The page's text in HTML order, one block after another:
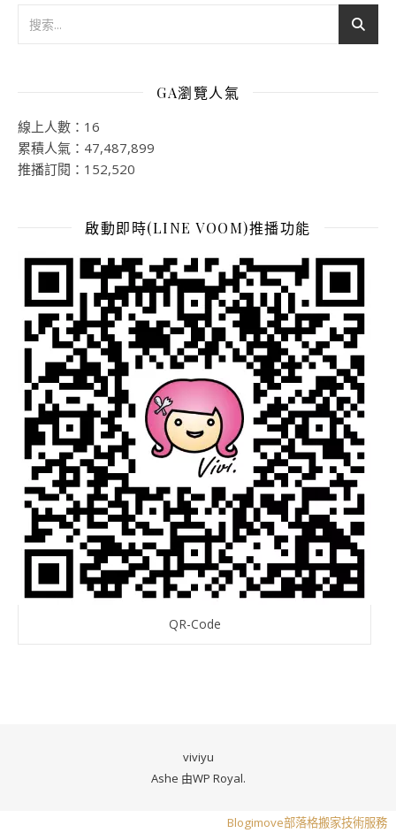
GA瀏覽人氣
線上人數：16
累積人氣：47,487,899
推播訂閱：152,520
啟動即時(LINE VOOM)推播功能
QR-Code
viviyu
Ashe 由WP Royal.
Blogimove部落格搬家技術服務